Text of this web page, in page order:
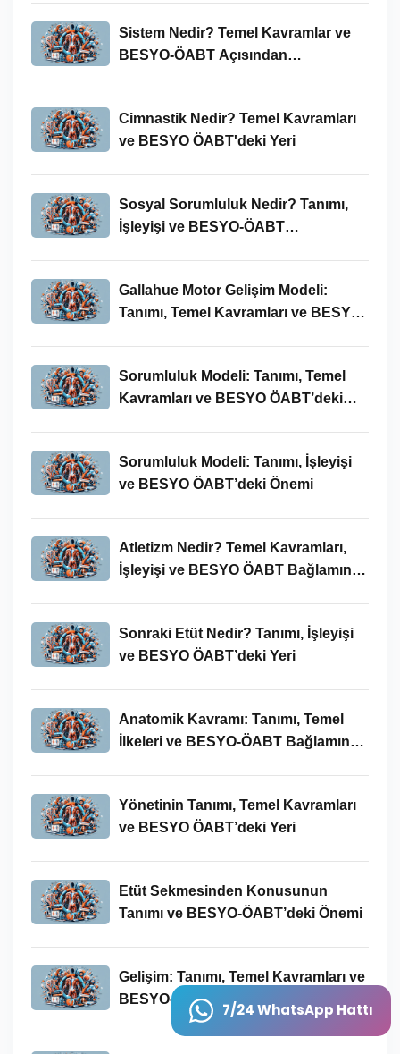
7/24 WhatsApp Hattı
Sistem Nedir? Temel Kavramlar ve
BESYO-ÖABT Açısından
Cimnastik Nedir? Temel Kavramları
ve BESYO ÖABT'deki Yeri
Sosyal Sorumluluk Nedir? Tanımı,
İşleyişi ve BESYO-ÖABT
Gallahue Motor Gelişim Modeli:
Tanımı, Temel Kavramları ve BESYO-
Sorumluluk Modeli: Tanımı, Temel
Kavramları ve BESYO ÖABT’deki
Sorumluluk Modeli: Tanımı, İşleyişi
ve BESYO ÖABT’deki Önemi
Atletizm Nedir? Temel Kavramları,
İşleyişi ve BESYO ÖABT Bağlamında
Sonraki Etüt Nedir? Tanımı, İşleyişi
ve BESYO ÖABT’deki Yeri
Anatomik Kavramı: Tanımı, Temel
İlkeleri ve BESYO-ÖABT Bağlamında
Yönetinin Tanımı, Temel Kavramları
ve BESYO ÖABT’deki Yeri
Etüt Sekmesinden Konusunun
Tanımı ve BESYO-ÖABT’deki Önemi
Gelişim: Tanımı, Temel Kavramları ve
BESYO-ÖABT Bağlamında
İncelenmesi